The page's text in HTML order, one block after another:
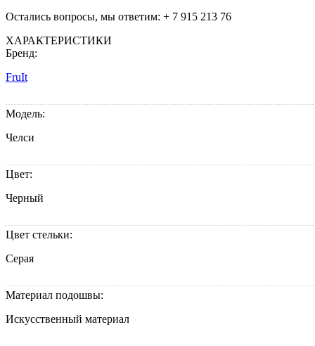
Остались вопросы, мы ответим: + 7 915 213 76
ХАРАКТЕРИСТИКИ
Бренд:
FruIt
Модель:
Челси
Цвет:
Черный
Цвет стельки:
Серая
Материал подошвы:
Искусственный материал